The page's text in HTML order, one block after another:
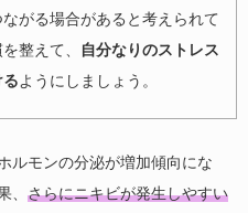
がる場合があると考えられて
整えて、
自分なりのストレス
ようにしましょう。
ルモンの分泌が増加傾向にな
、 さらにニキビが発生しやすい